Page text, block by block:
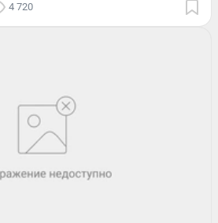
4 720